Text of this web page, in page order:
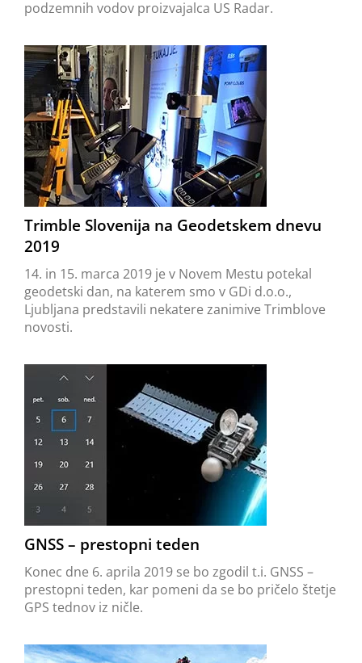
podzemnih vodov proizvajalca US Radar.
Trimble Slovenija na Geodetskem dnevu
2019
14. in 15. marca 2019 je v Novem Mestu potekal
geodetski dan, na katerem smo v GDi d.o.o.,
Ljubljana predstavili nekatere zanimive Trimblove
novosti.
GNSS – prestopni teden
Konec dne 6. aprila 2019 se bo zgodil t.i. GNSS –
prestopni teden, kar pomeni da se bo pričelo štetje
GPS tednov iz ničle.